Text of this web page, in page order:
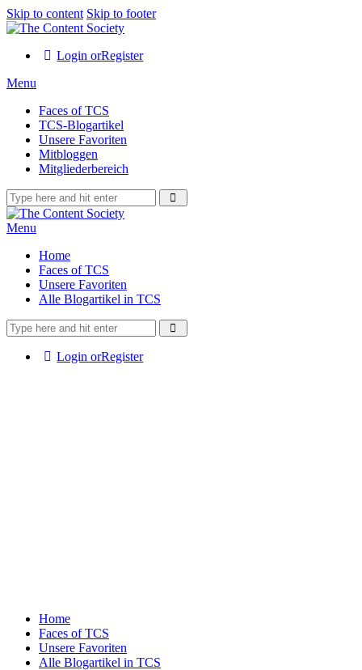
Skip to content Skip to footer
Login orRegister
Menu
Faces of TCS
TCS-Blogartikel
Unsere Favoriten
Mitbloggen
Mitgliederbereich
Menu
Home
Faces of TCS
Unsere Favoriten
Alle Blogartikel in TCS
Login orRegister
Home
Faces of TCS
Unsere Favoriten
Alle Blogartikel in TCS